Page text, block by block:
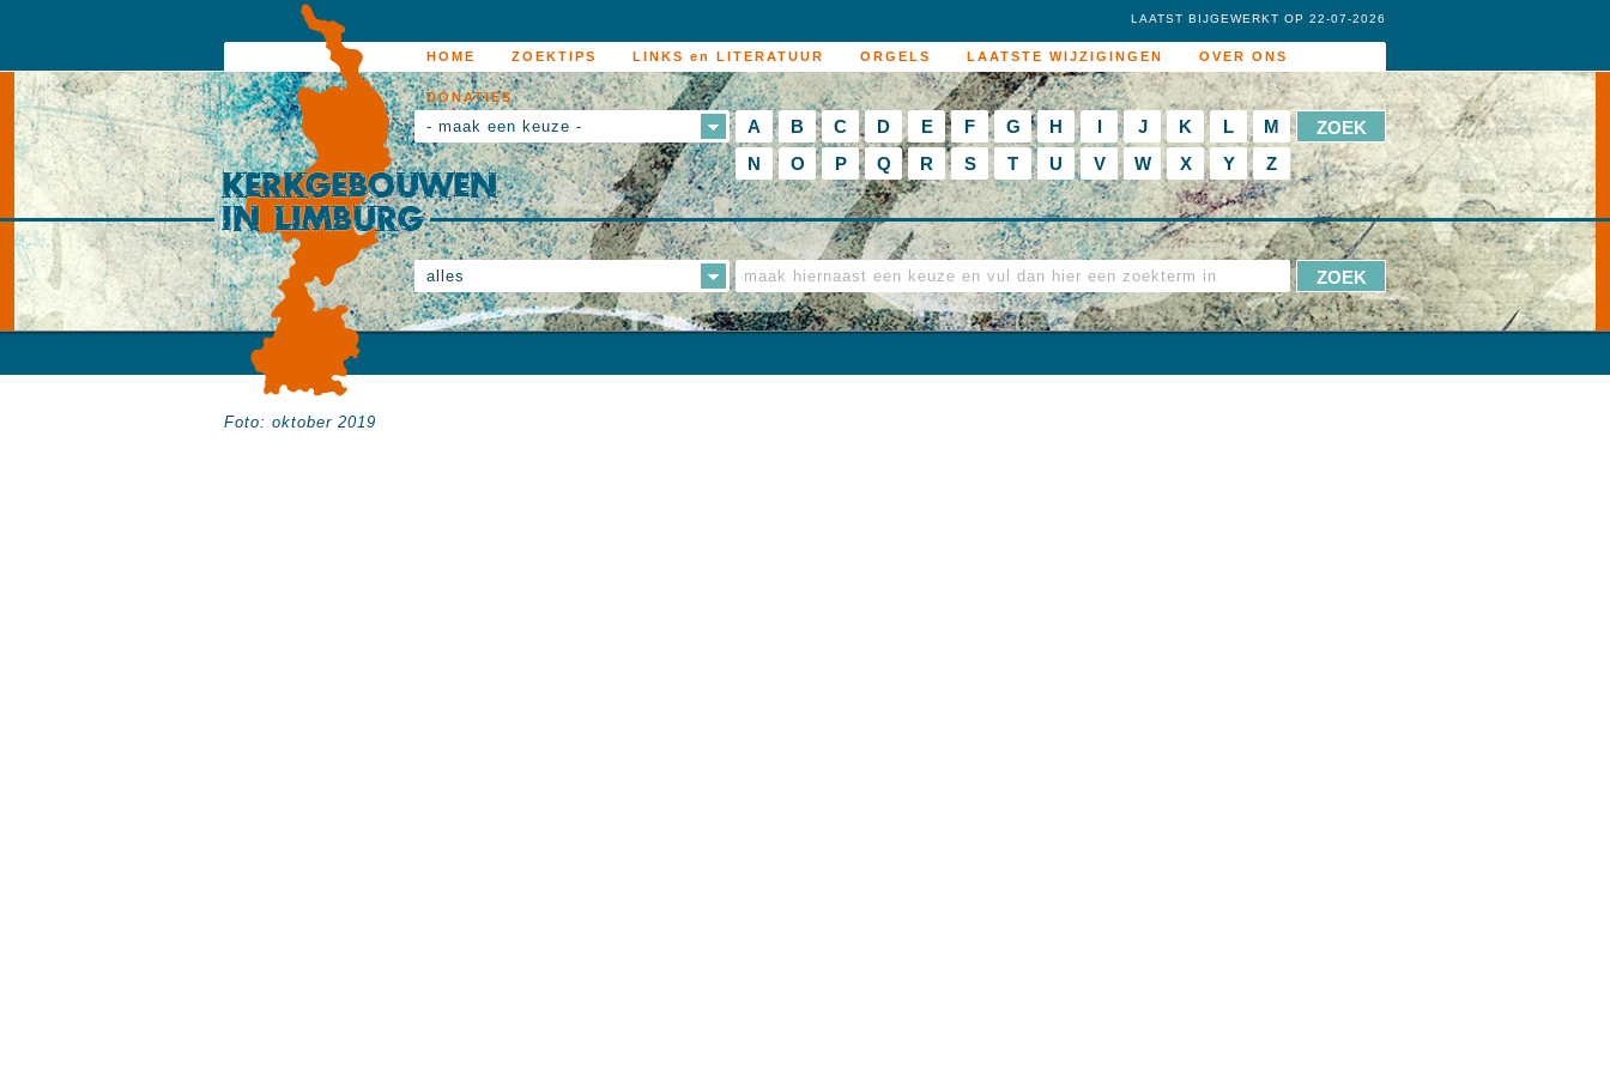
HOME ZOEKTIPS LINKS en LITERATUUR ORGELS LAATSTE WIJZIGINGEN OVER ONS
DONATIES
LAATST BIJGEWERKT OP 22-07-2026
- maak een keuze - A B C D E F G H I J K L
M
N
O P Q R S T U V W X Y Z
alles
Foto: oktober 2019